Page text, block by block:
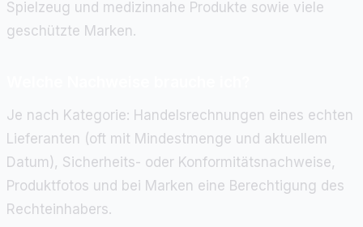
Spielzeug und medizinnahe Produkte sowie viele
geschützte Marken.
Je nach Kategorie: Handelsrechnungen eines echten
Lieferanten (oft mit Mindestmenge und aktuellem
Datum), Sicherheits- oder Konformitätsnachweise,
Produktfotos und bei Marken eine Berechtigung des
Rechteinhabers.